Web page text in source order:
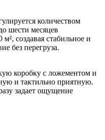
количеством
шести месяцев
создавая стабильное и
без перегруза.
коробку с ложементом и
и тактильно приятную.
задает ощущение